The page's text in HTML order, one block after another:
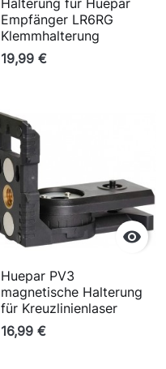
Halterung für Huepar
Empfänger LR6RG
Klemmhalterung
19,99 €

Huepar PV3
magnetische Halterung
für Kreuzlinienlaser
16,99 €